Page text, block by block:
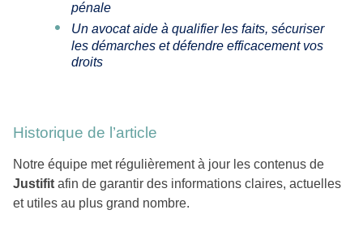
pénale
Un avocat aide à qualifier les faits, sécuriser
les démarches et défendre efficacement vos
droits
Historique de l’article
Notre équipe met régulièrement à jour les contenus de
Justifit afin de garantir des informations claires, actuelles
et utiles au plus grand nombre.